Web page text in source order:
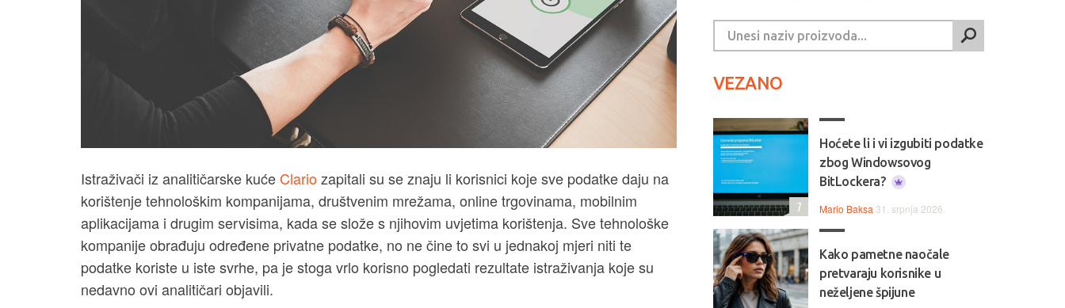
Istraživači iz analitičarske kuće Clariozapitali su se znaju li korisnici koje sve podatke daju na
korištenje tehnološkim kompanijama, društvenim mrežama, online trgovinama, mobilnim
aplikacijama i drugim servisima, kada se slože s njihovim uvjetima korištenja. Sve tehnološke
kompanije obrađuju određene privatne podatke, no ne čine to svi u jednakoj mjeri niti te
podatke koriste u iste svrhe, pa je stoga vrlo korisno pogledati rezultate istraživanja koje su
nedavno ovi analitičari objavili.
VEZANO
Hoćete li i vi izgubiti podatke
zbog Windowsovog
BitLockera?
Mario Baksa 31. srpnja 2026.
7
Kako pametne naočale
pretvaraju korisnike u
neželjene špijune